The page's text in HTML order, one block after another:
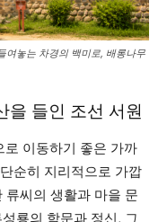
여놓는 차경의 백미로, 배롱나무
을 들인 조선 서원
이동하기 좋은 가까
순히 지리적으로 가깝
류씨의 생활과 마을 문
룡의 학문과 정신, 그